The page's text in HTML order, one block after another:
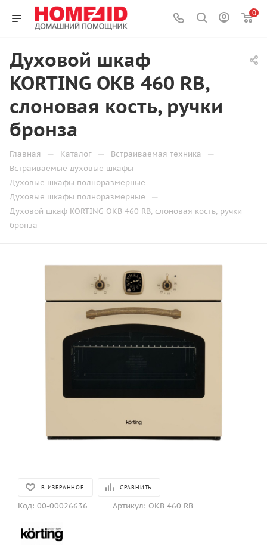
0
Духовой шкаф
KORTING OKB 460 RB,
слоновая кость, ручки
бронза
Главная — Каталог — Встраиваемая техника —
Встраиваемые духовые шкафы —
Духовые шкафы полноразмерные —
Духовые шкафы полноразмерные —
Духовой шкаф KORTING OKB 460 RB, слоновая кость, ручки
бронза
В ИЗБРАННОЕ СРАВНИТЬ
Код: 00-00026636 Артикул: OKB 460 RB